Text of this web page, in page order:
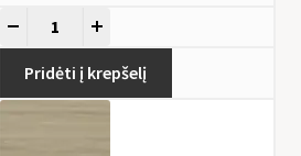
Pridėti į krepšelį